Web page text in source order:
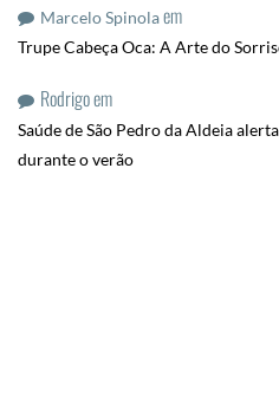
Marcelo Spinolaem
Trupe Cabeça Oca: A Arte do
Rodrigoem
Saúde de São Pedro da Aldeia
durante o verão